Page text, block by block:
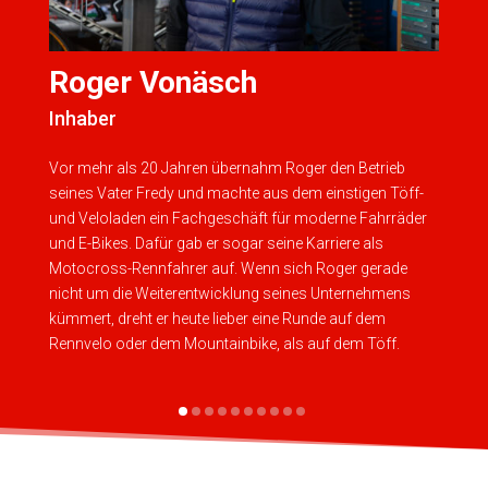
Roger Vonäsch
Inhaber
Vor mehr als 20 Jahren übernahm Roger den Betrieb
seines Vater Fredy und machte aus dem einstigen Töff-
und Veloladen ein Fachgeschäft für moderne Fahrräder
und E-Bikes. Dafür gab er sogar seine Karriere als
Motocross-Rennfahrer auf. Wenn sich Roger gerade
nicht um die Weiterentwicklung seines Unternehmens
kümmert, dreht er heute lieber eine Runde auf dem
Rennvelo oder dem Mountainbike, als auf dem Töff.